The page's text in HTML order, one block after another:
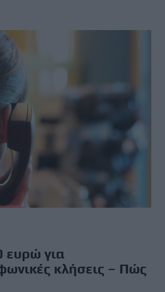
ευρώ για
κλήσεις – Πώς